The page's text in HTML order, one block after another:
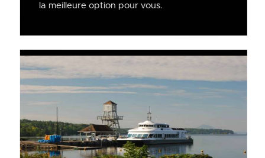
la meilleure option pour vous.